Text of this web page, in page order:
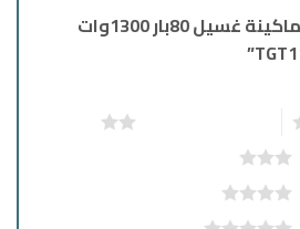
كن أول من يقيم “ماكينة غسيل 80بار 1300وات